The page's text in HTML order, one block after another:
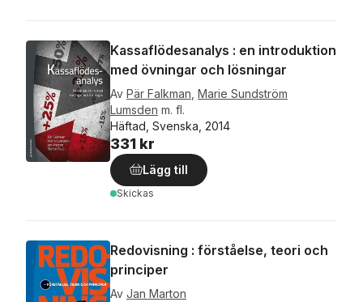
Kassaflödesanalys : en introduktion
med övningar och lösningar
Av Pär Falkman Marie Sundström
Lumsden m. fl.
Häftad, Svenska, 2014
331 kr
Lägg till
Skickas
Redovisning : förståelse, teori och
principer
Av Jan Marton